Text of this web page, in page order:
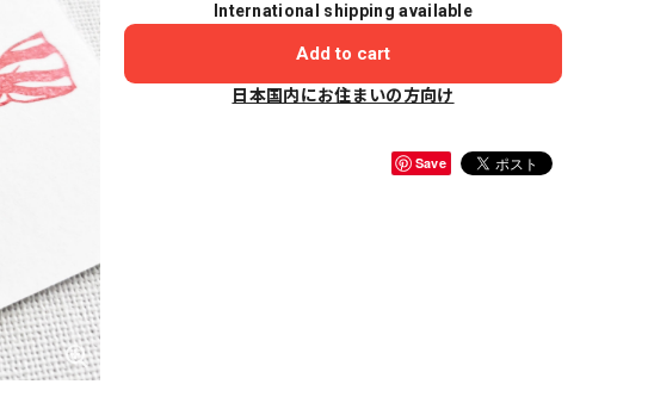
International shipping available
Add to cart
日本国内にお住まいの方向け
Save